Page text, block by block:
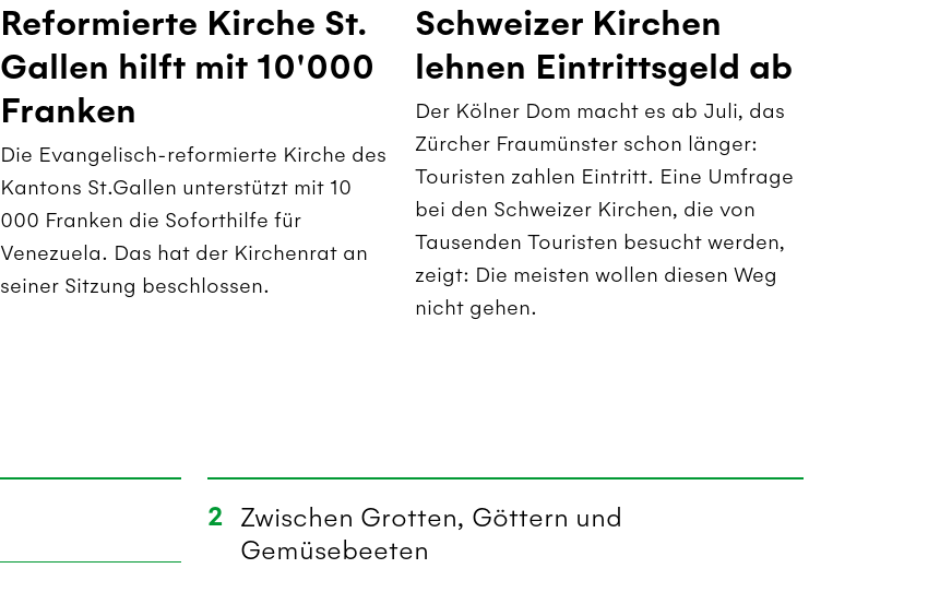
Reformierte Kirche St.
Gallen hilft mit 10'000
Franken
Die Evangelisch-reformierte Kirche des
Kantons St.Gallen unterstützt mit 10
000 Franken die Soforthilfe für
Venezuela. Das hat der Kirchenrat an
seiner Sitzung beschlossen.
Schweizer Kirchen
lehnen Eintrittsgeld ab
Der Kölner Dom macht es ab Juli, das
Zürcher Fraumünster schon länger:
Touristen zahlen Eintritt. Eine Umfrage
bei den Schweizer Kirchen, die von
Tausenden Touristen besucht werden,
zeigt: Die meisten wollen diesen Weg
nicht gehen.
2
Zwischen Grotten, Göttern und
Gemüsebeeten